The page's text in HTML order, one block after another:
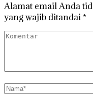
Alamat email Anda
yang wajib ditandai *